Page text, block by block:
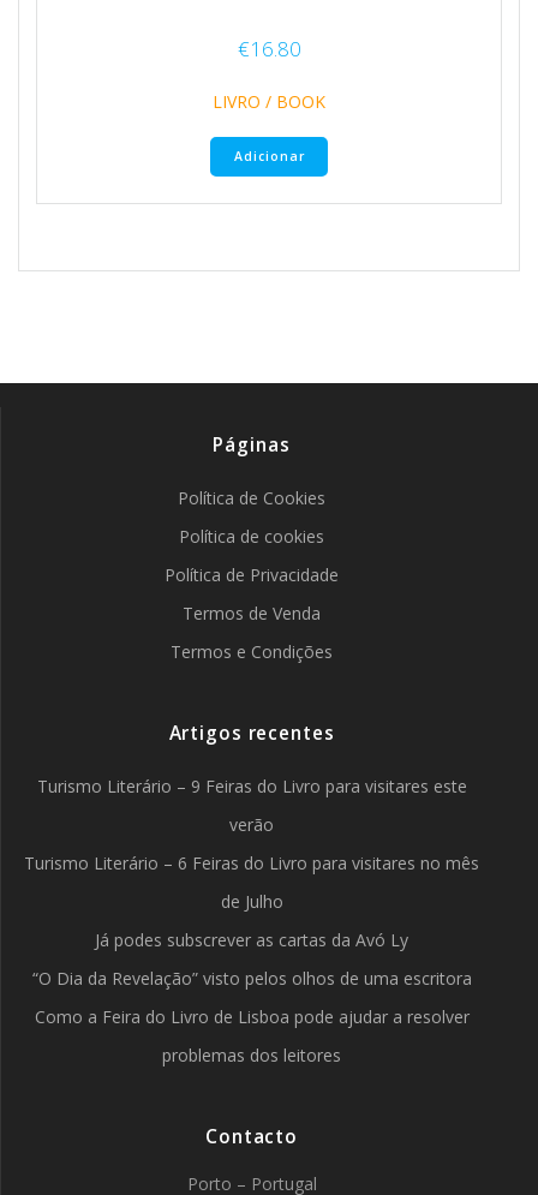
€16.80
LIVRO / BOOK
Adicionar
Páginas
Política de Cookies
Política de cookies
Política de Privacidade
Termos de Venda
Termos e Condições
Artigos recentes
Turismo Literário – 9 Feiras do Livro para visitares este
verão
Turismo Literário – 6 Feiras do Livro para visitares no mês
de Julho
Já podes subscrever as cartas da Avó Ly
“O Dia da Revelação” visto pelos olhos de uma escritora
Como a Feira do Livro de Lisboa pode ajudar a resolver
problemas dos leitores
Contacto
Porto – Portugal